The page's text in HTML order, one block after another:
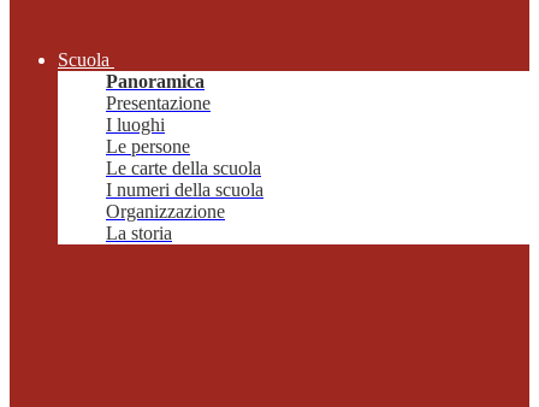
Scuola
Panoramica
Presentazione
I luoghi
Le persone
Le carte della scuola
I numeri della scuola
Organizzazione
La storia